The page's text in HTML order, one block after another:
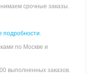
срочные заказы.
подробности.
по Москве и
выполненных заказов.